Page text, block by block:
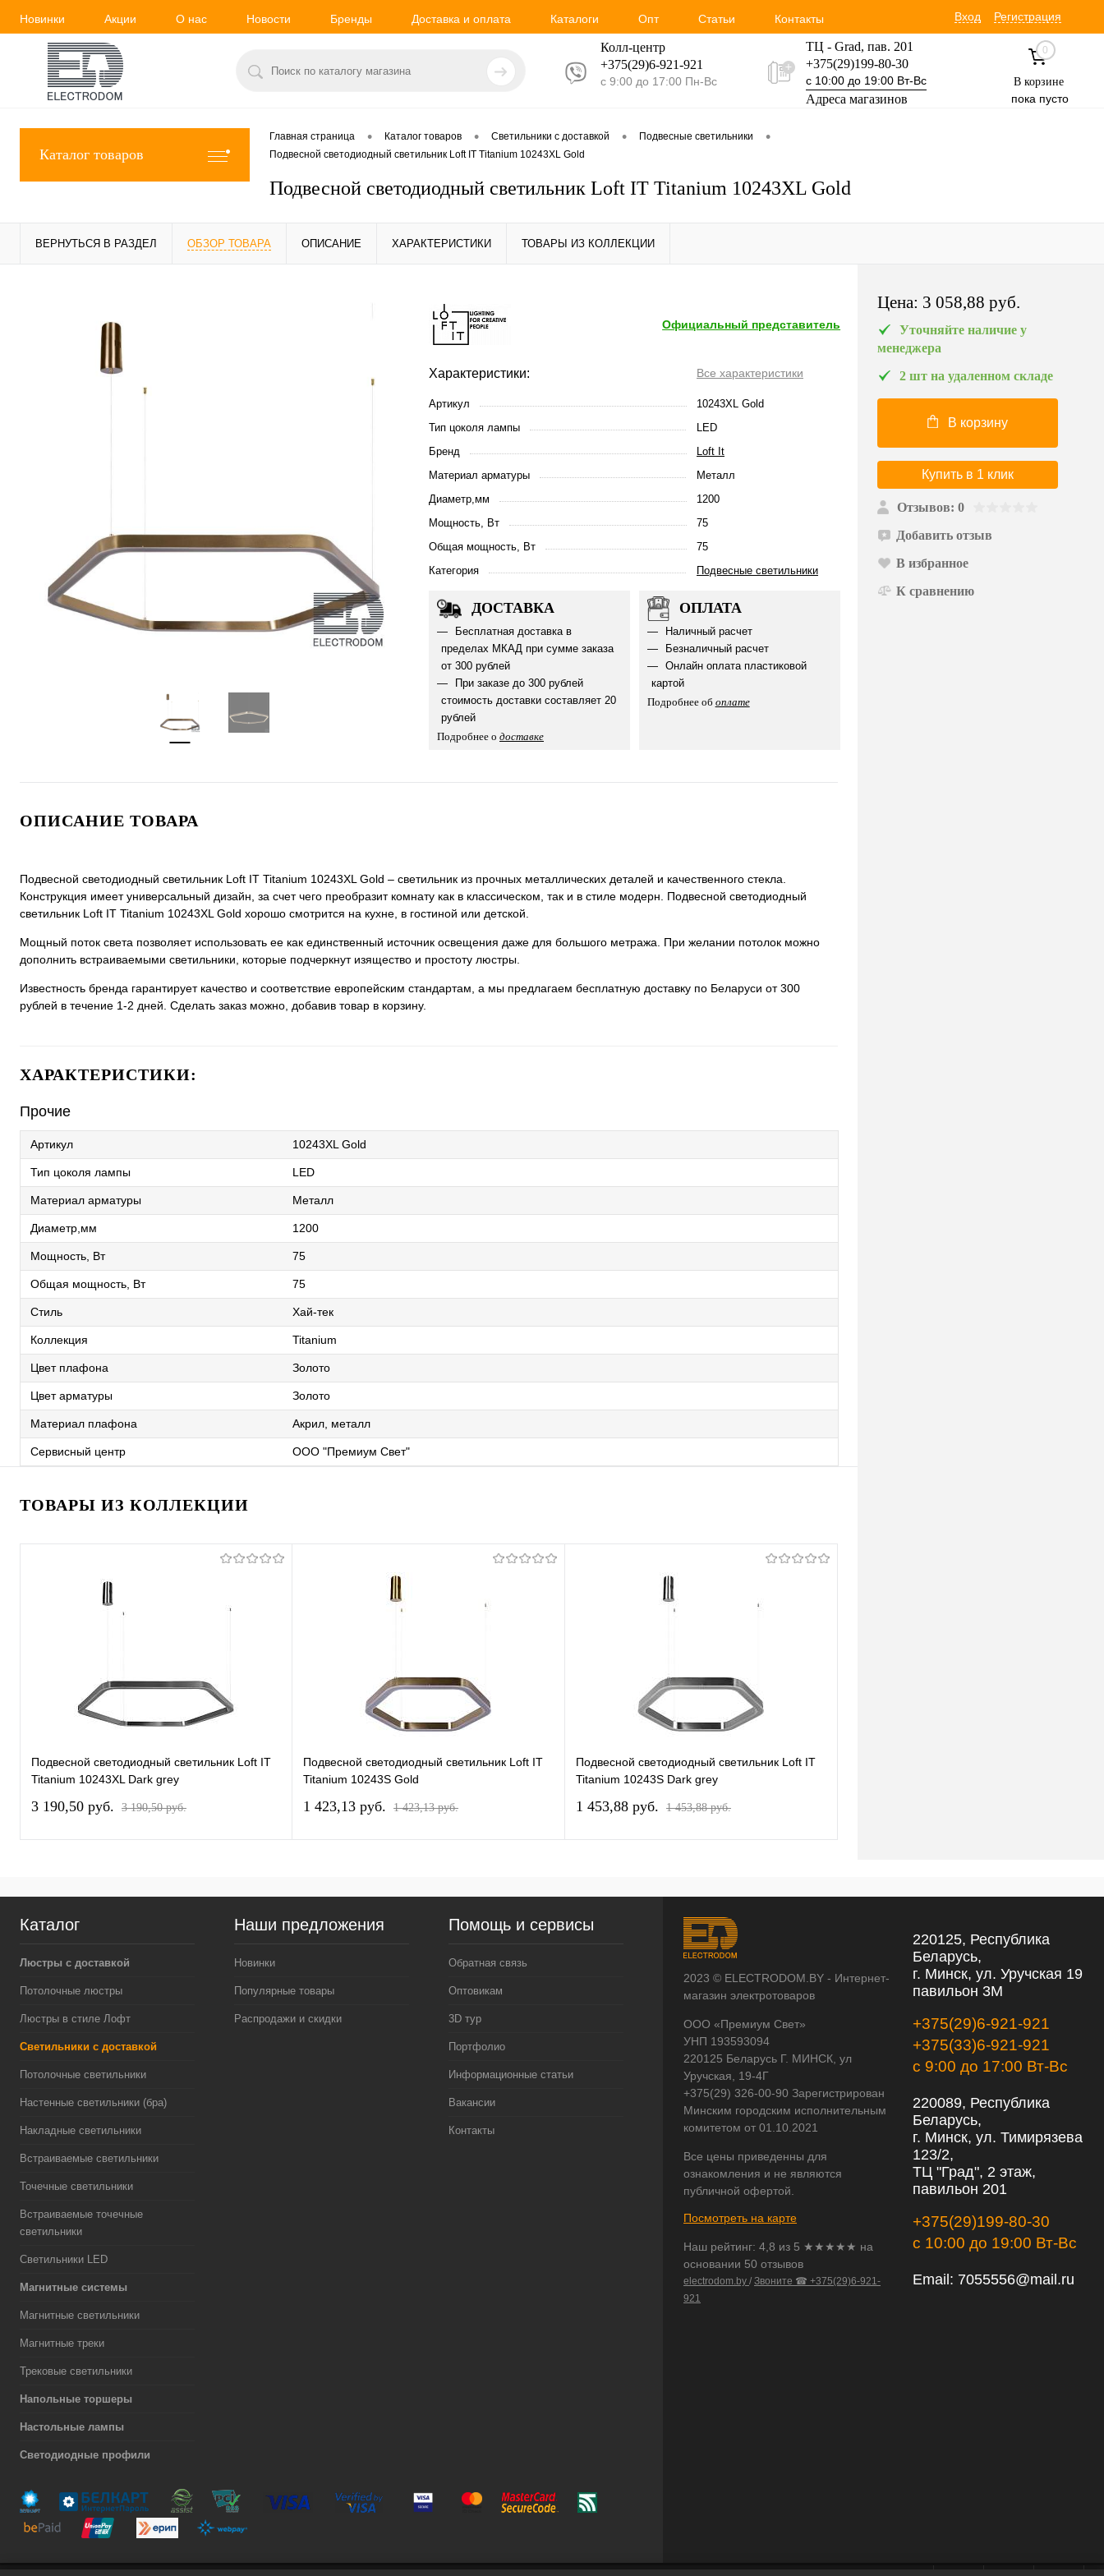
Новинки Акции О нас Новости Бренды Доставка и оплата Каталоги Опт Статьи Контакты Вход Регистрация
Колл-центр
+375(29)6-921-921
с 9:00 до 17:00 Пн-Вс
ТЦ - Grad, пав. 201
+375(29)199-80-30
с 10:00 до 19:00 Вт-Вс
Адреса магазинов
0
В корзине
пока пусто
Каталог товаров
Главная страница • Каталог товаров • Светильники с доставкой • Подвесные светильники •
Подвесной светодиодный светильник Loft IT Titanium 10243XL Gold
Подвесной светодиодный светильник Loft IT Titanium 10243XL Gold
ВЕРНУТЬСЯ В РАЗДЕЛ ОБЗОР ТОВАРА ОПИСАНИЕ ХАРАКТЕРИСТИКИ ТОВАРЫ ИЗ КОЛЛЕКЦИИ
Официальный представитель
Характеристики: Все характеристики
Артикул
10243XL Gold
Тип цоколя лампы
LED
Бренд
Loft It
Материал арматуры
Металл
Диаметр,мм
1200
Мощность, Вт
75
Общая мощность, Вт
75
Категория
Подвесные светильники
ДОСТАВКА
Бесплатная доставка в
пределах МКАД при сумме заказа
от 300 рублей
При заказе до 300 рублей
стоимость доставки составляет 20
рублей
Подробнее о доставке
ОПЛАТА
Наличный расчет
Безналичный расчет
Онлайн оплата пластиковой
картой
Подробнее об оплате
ОПИСАНИЕ ТОВАРА
Подвесной светодиодный светильник Loft IT Titanium 10243XL Gold – светильник из прочных металлических деталей и качественного стекла.
Конструкция имеет универсальный дизайн, за счет чего преобразит комнату как в классическом, так и в стиле модерн. Подвесной светодиодный
светильник Loft IT Titanium 10243XL Gold хорошо смотрится на кухне, в гостиной или детской.
Мощный поток света позволяет использовать ее как единственный источник освещения даже для большого метража. При желании потолок можно
дополнить встраиваемыми светильники, которые подчеркнут изящество и простоту люстры.
Известность бренда гарантирует качество и соответствие европейским стандартам, а мы предлагаем бесплатную доставку по Беларуси от 300
рублей в течение 1-2 дней. Сделать заказ можно, добавив товар в корзину.
ХАРАКТЕРИСТИКИ:
Прочие
Артикул 10243XL Gold
Тип цоколя лампы LED
Материал арматуры Металл
Диаметр,мм 1200
Мощность, Вт 75
Общая мощность, Вт 75
Стиль Хай-тек
Коллекция Titanium
Цвет плафона Золото
Цвет арматуры Золото
Материал плафона Акрил, металл
Сервисный центр ООО "Премиум Свет"
ТОВАРЫ ИЗ КОЛЛЕКЦИИ
Подвесной светодиодный светильник Loft IT
Titanium 10243XL Dark grey
3 190,50 pуб. 3 190,50 pуб.
Подвесной светодиодный светильник Loft IT
Titanium 10243S Gold
1 423,13 pуб. 1 423,13 pуб.
Подвесной светодиодный светильник Loft IT
Titanium 10243S Dark grey
1 453,88 pуб. 1 453,88 pуб.
Цена: 3 058,88 pуб.
Уточняйте наличие у
менеджера
2 шт на удаленном складе
В корзину
Купить в 1 клик
Отзывов: 0
Добавить отзыв
В избранное
К сравнению
Каталог
Люстры с доставкой
Потолочные люстры
Люстры в стиле Лофт
Светильники с доставкой
Потолочные светильники
Настенные светильники (бра)
Накладные светильники
Встраиваемые светильники
Точечные светильники
Встраиваемые точечные
светильники
Светильники LED
Магнитные системы
Магнитные светильники
Магнитные треки
Трековые светильники
Напольные торшеры
Настольные лампы
Светодиодные профили
Наши предложения
Новинки
Популярные товары
Распродажи и скидки
Помощь и сервисы
Обратная связь
Оптовикам
3D тур
Портфолио
Информационные статьи
Вакансии
Контакты
2023 © ELECTRODOM.BY - Интернет-
магазин электротоваров
ООО «Премиум Свет»
УНП 193593094
220125 Беларусь Г. МИНСК, ул
Уручская, 19-4Г
+375(29) 326-00-90 Зарегистрирован
Минским городским исполнительным
комитетом от 01.10.2021
Все цены приведенны для
ознакомления и не являются
публичной офертой.
Посмотреть на карте
Наш рейтинг: 4,8 из 5 ★★★★★ на
основании 50 отзывов
electrodom.by / Звоните ☎ +375(29)6-921-
921
220125, Республика
Беларусь,
г. Минск, ул. Уручская 19
павильон 3М
+375(29)6-921-921
+375(33)6-921-921
с 9:00 до 17:00 Вт-Вс
220089, Республика
Беларусь,
г. Минск, ул. Тимирязева
123/2,
ТЦ "Град", 2 этаж,
павильон 201
+375(29)199-80-30
с 10:00 до 19:00 Вт-Вс
Email: 7055556@mail.ru